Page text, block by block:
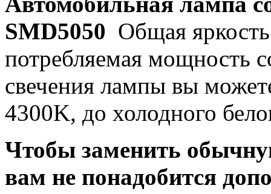
SMD5050 Общая
потребляемая мощность
свечения лампы вы
4300K, до холодного
Чтобы заменить
вам не понадобится